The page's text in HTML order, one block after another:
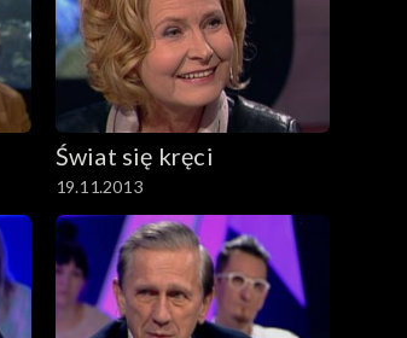
Świat się kręci
19.11.2013